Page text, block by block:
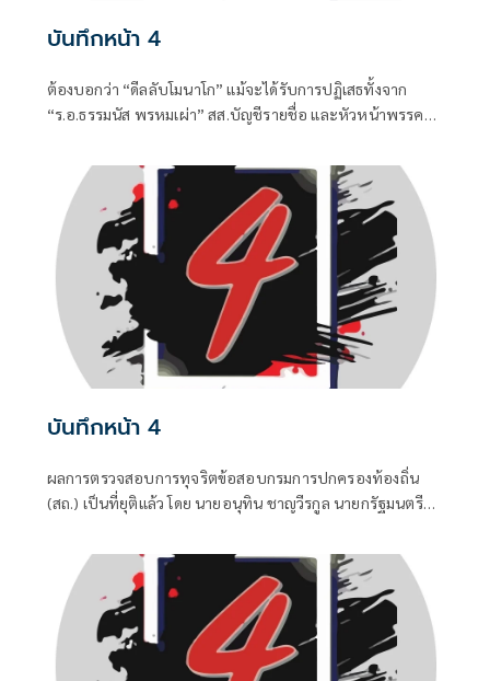
บันทึกหน้า 4
ต้องบอกว่า “ดีลลับโมนาโก” แม้จะได้รับการปฏิเสธทั้งจาก
“ร.อ.ธรรมนัส พรหมเผ่า” สส.บัญชีรายชื่อ และหัวหน้าพรรค
รัฐมนตรี ที่ปัจจุบันรั้งเก้าอี้ที่ปรึกษาพรรคเพื่อไทยไปแล้ว แต่
เมื่อมีควันย่อมมีไฟอย่างไรอย่างนั้น จึงทำให้ “อนุทิน ชาญวีร
กูล” นายกรัฐมนตรีและรัฐมนตรีว่าการกระทรวงมหาดไทยถึง
กับประกาศกลางวงประชุมคณะรัฐมนตรีในวันพุธที่ 5 สิงหาคม
บันทึกหน้า 4
ผลการตรวจสอบการทุจริตข้อสอบกรมการปกครองท้องถิ่น
(สถ.) เป็นที่ยุติแล้ว โดย นายอนุทิน ชาญวีรกูล นายกรัฐมนตรี
อย่างที่ควรทำหมดแล้ว จบแล้ว